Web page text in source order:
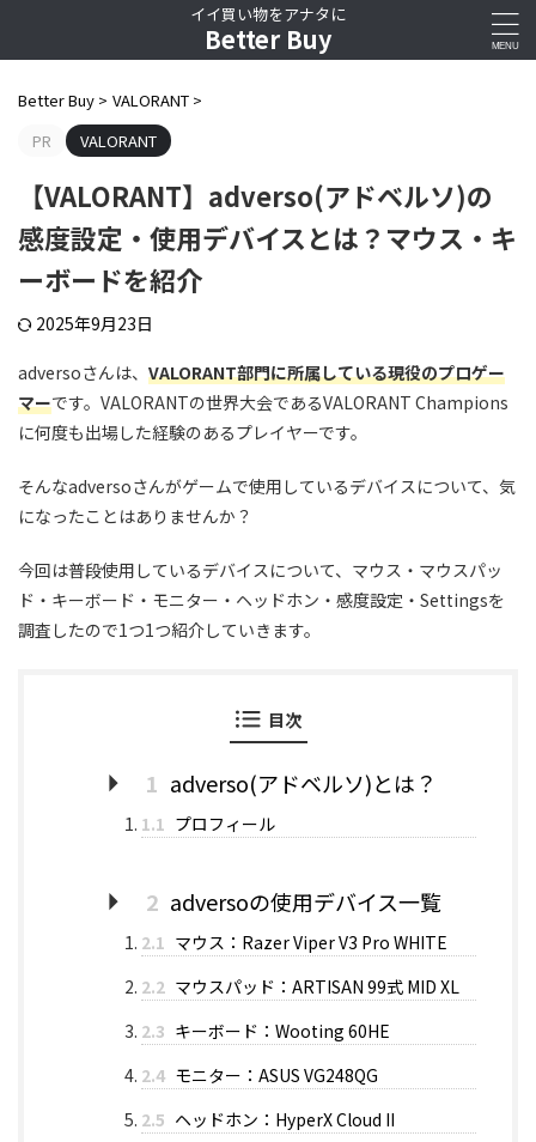
イイ買い物をアナタに
Better Buy
Better Buy > VALORANT >
PR
VALORANT
【VALORANT】adverso(アドベルソ)の
感度設定・使用デバイスとは？マウス・キ
ーボードを紹介
2025年9月23日
adversoさんは、 VALORANT部門に所属している現役のプロゲー
マーです。VALORANTの世界大会であるVALORANT Champions
に何度も出場した経験のあるプレイヤーです。
そんなadversoさんがゲームで使用しているデバイスについて、気
になったことはありませんか？
今回は普段使用しているデバイスについて、マウス・マウスパッ
ド・キーボード・モニター・ヘッドホン・感度設定・Settingsを
調査したので1つ1つ紹介していきます。
目次
1 adverso(アドベルソ)とは？
1.1 プロフィール
2 adversoの使用デバイス一覧
2.1 マウス：Razer Viper V3 Pro WHITE
2.2 マウスパッド：ARTISAN 99式 MID XL
2.3 キーボード：Wooting 60HE
2.4 モニター：ASUS VG248QG
2.5 ヘッドホン：HyperX Cloud II